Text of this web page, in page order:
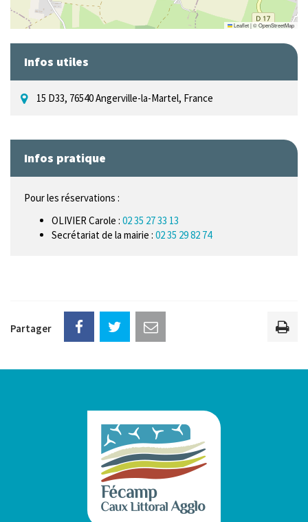
Leaflet|©OpenStreetMap
Infos utiles
15 D33, 76540 Angerville-la-Martel, France
Infos pratique
Pour les réservations :
OLIVIER Carole : 02 35 27 33 13
Secrétariat de la mairie : 02 35 29 82 74
Partager